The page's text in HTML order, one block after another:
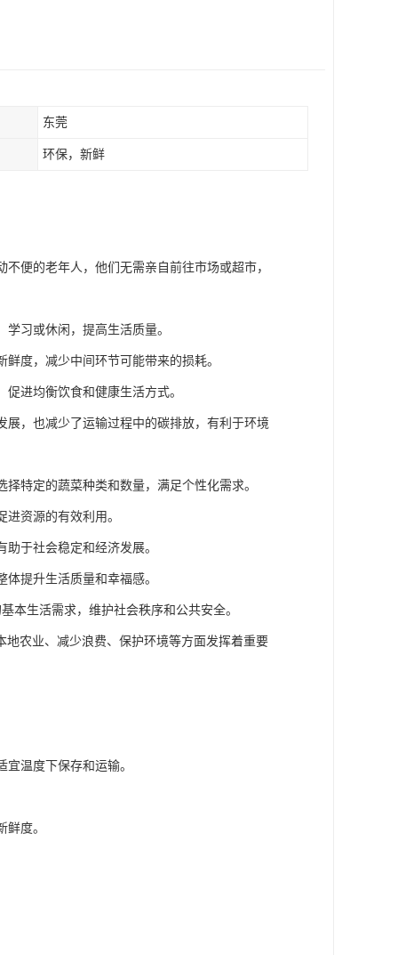
东莞
环保，新鲜
便的老年人，他们无需亲自前往市场或超市，
习或休闲，提高生活质量。
度，减少中间环节可能带来的损耗。
进均衡饮食和健康生活方式。
，也减少了运输过程中的碳排放，有利于环境
特定的蔬菜种类和数量，满足个性化需求。
资源的有效利用。
于社会稳定和经济发展。
提升生活质量和幸福感。
本生活需求，维护社会秩序和公共安全。
农业、减少浪费、保护环境等方面发挥着重要
温度下保存和运输。
度。